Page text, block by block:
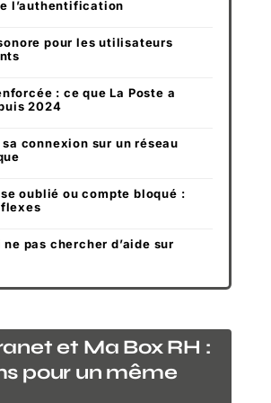
l’authentification
pour les utilisateurs
: ce que La Poste a
2024
connexion sur un réseau
oublié ou compte bloqué :
ne pas chercher d’aide sur
et Ma Box RH :
pour un même